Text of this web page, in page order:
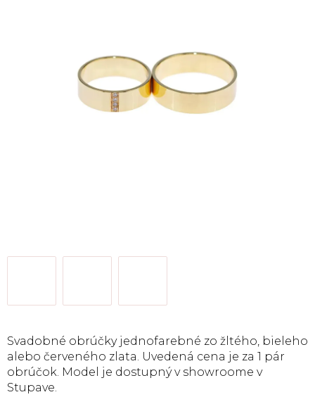
Svadobné obrúčky jednofarebné zo žltého, bieleho
alebo červeného zlata. Uvedená cena je za 1 pár
obrúčok. Model je dostupný v showroome v
Stupave.